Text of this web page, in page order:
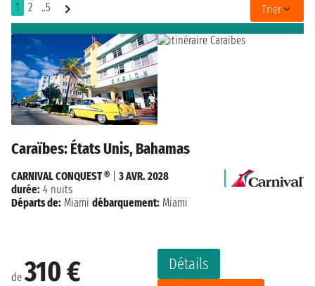
1 2 ..5 Trier
Caraïbes: États Unis, Bahamas
de310 €
Détails
CARNIVAL CONQUEST ®
3 AVR. 2028
durée: 4 nuits
Départs de: Miami débarquement: Miami